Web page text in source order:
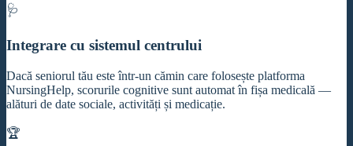
🩺
Integrare cu sistemul centrului
Dacă seniorul tău este într-un cămin care folosește platforma
NursingHelp, scorurile cognitive sunt automat în fișa medicală —
alături de date sociale, activități și medicație.
🏆